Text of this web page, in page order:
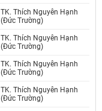
TK. Thích Nguyên Hạnh
(Đức Trường)
TK. Thích Nguyên Hạnh
(Đức Trường)
TK. Thích Nguyên Hạnh
(Đức Trường)
TK. Thích Nguyên Hạnh
(Đức Trường)